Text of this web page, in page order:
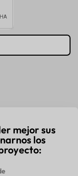
mejor sus
los